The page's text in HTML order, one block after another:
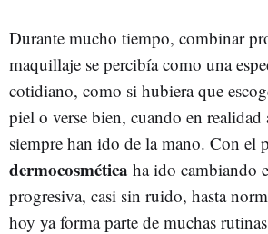
Durante mucho tiempo, combinar
maquillaje se percibía como una
cotidiano, como si hubiera que
piel o verse bien, cuando en realidad
siempre han ido de la mano. Con el
dermocosmética ha ido cambiando
progresiva, casi sin ruido, hasta
hoy ya forma parte de muchas